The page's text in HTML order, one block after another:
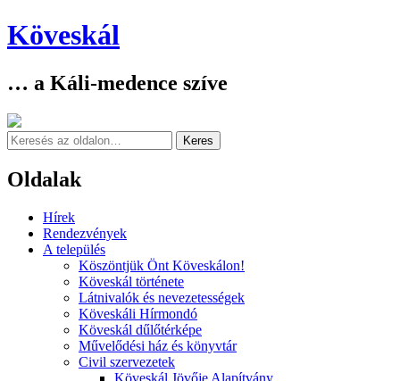
Köveskál
… a Káli-medence szíve
Keresés
Oldalak
Skip
content
Hírek
Rendezvények
A település
Köszöntjük Önt Köveskálon!
Köveskál története
Látnivalók és nevezetességek
Köveskáli Hírmondó
Köveskál dűlőtérképe
Művelődési ház és könyvtár
Civil szervezetek
Köveskál Jövője Alapítvány